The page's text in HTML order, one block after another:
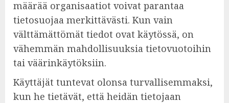
määrää organisaatiot voivat parantaa
tietosuojaa merkittävästi. Kun vain
välttämättömät tiedot ovat käytössä, on
vähemmän mahdollisuuksia tietovuotoihin
tai väärinkäytöksiin.
Käyttäjät tuntevat olonsa turvallisemmaksi,
kun he tietävät, että heidän tietojaan